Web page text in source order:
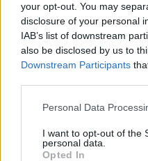
your opt-out. You may
disclosure of your personal
IAB’s list of downstream
also be disclosed by us to
Downstream Participants
Personal Data
I want to opt-out of the
personal data.
Opted In
4. Låt utrymmet
Att inreda ditt hem på ett
det gäller vad de gillar. Den
vara blåa, nästa ska de vara
inreda på ett sätt som är lätt